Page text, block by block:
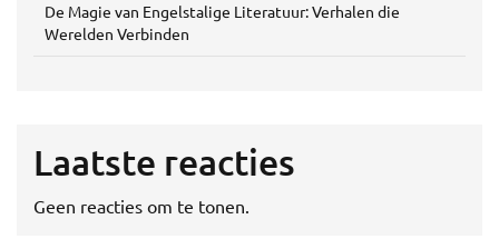
De Magie van Engelstalige Literatuur: Verhalen die
Werelden Verbinden
Laatste reacties
Geen reacties om te tonen.